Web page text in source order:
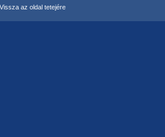
Vissza az oldal tetejére